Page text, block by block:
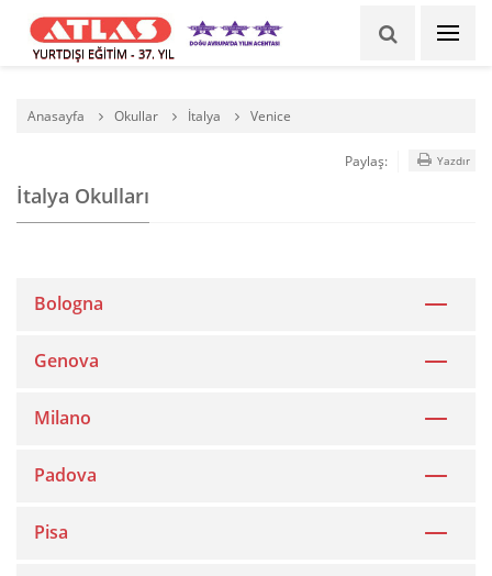
YURTDIŞI EĞİTİM - 37. YIL
Anasayfa Okullar İtalya Venice
İtalya Okulları
Paylaş: Yazdır
Bologna
Genova
Milano
Padova
Pisa